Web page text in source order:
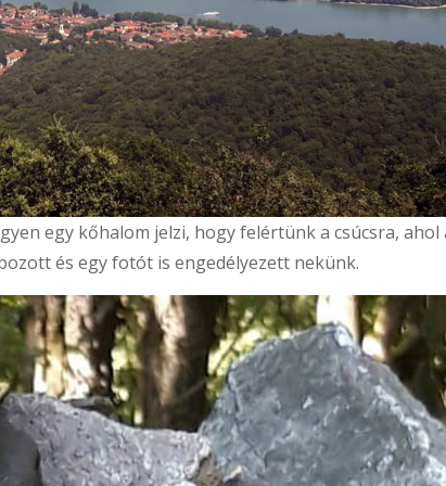
egy kőhalom jelzi, hogy felértünk a csúcsra, ahol
és egy fotót is engedélyezett nekünk.